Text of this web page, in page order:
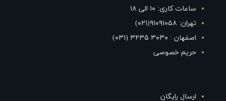
ساعات کاری: ۱۰ الی ۱۸
تهران: ۹۱۰۹۱۰۵۸(۰۲۱)
اصفهان : ۳۰۳۰ ۳۲۳۵ (۰۳۱)
حریم خصوصی
ارسال رایگان